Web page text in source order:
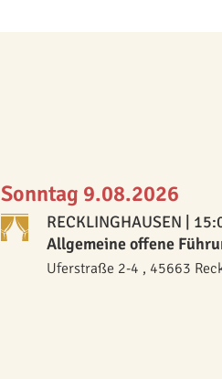
Sonntag 9.08.2026
RECKLINGHAUSEN |
Allgemeine offene
Uferstraße 2-4 , 45663